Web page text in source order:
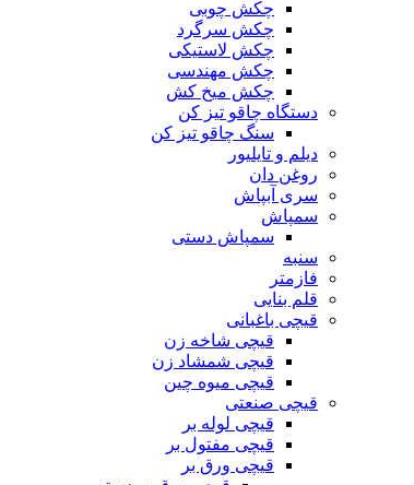
چکش چوبی
چکش سرگرد
چکش لاستیکی
چکش مهندسی
چکش میخ کش
دستگاه چاقو تیز کن
سنگ چاقو تیز کن
دیلم و تایلیور
روغن دان
سری آبپاش
سمپاش
سمپاش دستی
سنبه
فازمتر
قلم بنایی
قیچی باغبانی
قیچی شاخه زن
قیچی شمشاد زن
قیچی میوه چین
قیچی صنعتی
قیچی لوله بر
قیچی مفتول بر
قیچی ورق بر